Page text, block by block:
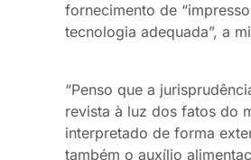
fornecimento de
tecnologia adequada”, a
“Penso que a
revista à luz dos fatos do
interpretado de forma
também o auxílio